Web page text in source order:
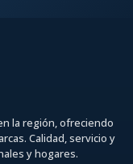
la región, ofreciendo
Calidad, servicio y
y hogares.